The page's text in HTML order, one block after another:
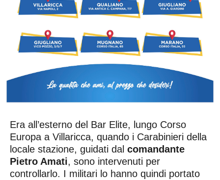
Era all’esterno del Bar Elite, lungo Corso
Europa a Villaricca, quando i Carabinieri della
locale stazione, guidati dal comandante
Pietro Amati, sono intervenuti per
controllarlo. I militari lo hanno quindi portato